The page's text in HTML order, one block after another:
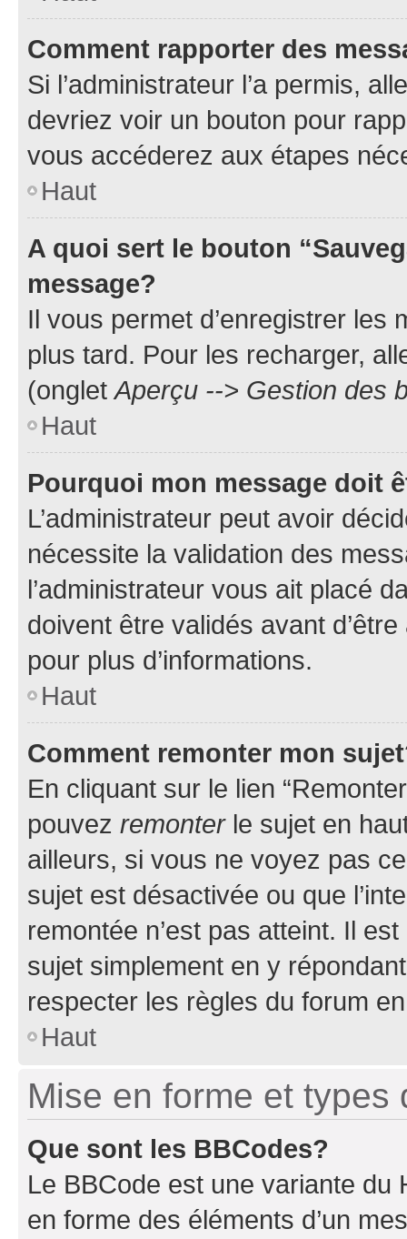
Comment rapporter des
Si l’administrateur l’a permis,
devriez voir un bouton pour
vous accéderez aux étapes
Haut
A quoi sert le bouton
message?
Il vous permet d’enregistrer
plus tard. Pour les recharger,
(ongletAperçu --> Gestion des
Haut
Pourquoi mon message doit
L’administrateur peut avoir
nécessite la validation des
l’administrateur vous ait placé
doivent être validés avant
pour plus d’informations.
Haut
Comment remonter mon
En cliquant sur le lien
pouvez remonterle sujet en
ailleurs, si vous ne voyez pas
sujet est désactivée ou que
remontée n’est pas atteint. Il
sujet simplement en y
respecter les règles du forum
Haut
Mise en forme et types
Que sont les BBCodes?
Le BBCode est une variante du
en forme des éléments d’un